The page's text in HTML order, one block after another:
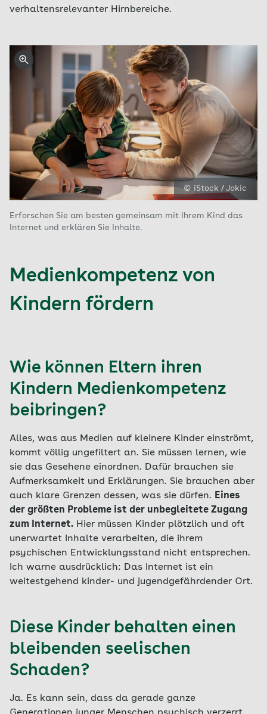
verhaltensrelevanter Hirnbereiche.
© iStock / Jokic
Erforschen Sie am besten gemeinsam mit Ihrem Kind das
Internet und erklären Sie Inhalte.
Medienkompetenz von
Kindern fördern
Wie können Eltern ihren
Kindern Medienkompetenz
beibringen?
Alles, was aus Medien auf kleinere Kinder einströmt,
kommt völlig ungefiltert an. Sie müssen lernen, wie
sie das Gesehene einordnen. Dafür brauchen sie
Aufmerksamkeit und Erklärungen. Sie brauchen aber
auch klare Grenzen dessen, was sie dürfen. Eines
der größten Probleme ist der unbegleitete Zugang
zum Internet. Hier müssen Kinder plötzlich und oft
unerwartet Inhalte verarbeiten, die ihrem
psychischen Entwicklungsstand nicht entsprechen.
Ich warne ausdrücklich: Das Internet ist ein
weitestgehend kinder- und jugendgefährdender Ort.
Diese Kinder behalten einen
bleibenden seelischen
Schaden?
Ja. Es kann sein, dass da gerade ganze